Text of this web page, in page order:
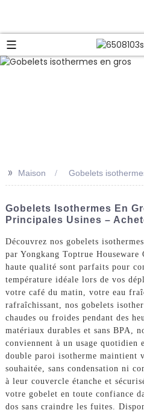
>> Maison Gobelets
Gobelets Isothermes En
Principales Usines –
Découvrez nos gobelets
par Yongkang Toptrue
haute qualité sont parfaits pour
température idéale lors de vos
votre café du matin, votre eau
rafraîchissant, nos gobelets
chaudes ou froides pendant des
matériaux durables et sans BPA,
conviennent à un usage
double paroi isotherme maintient
souhaitée, sans condensation ni
à leur couvercle étanche et
votre gobelet en toute confiance
dos sans craindre les fuites.